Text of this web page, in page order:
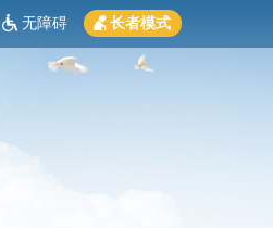
无障碍 长者模式